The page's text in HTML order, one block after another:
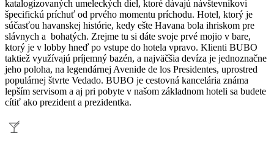
katalogizovaných umeleckých diel, ktoré dávajú návštevníkovi
špecifickú príchuť od prvého momentu príchodu. Hotel, ktorý je
súčasťou havanskej histórie, kedy ešte Havana bola ihriskom pre
slávnych a bohatých. Zrejme tu si dáte svoje prvé mojio v bare,
ktorý je v lobby hneď po vstupe do hotela vpravo. Klienti BUBO
taktiež využívajú príjemný bazén, a najväčšia devíza je jednoznačne
jeho poloha, na legendárnej Avenide de los Presidentes, uprostred
populárnej štvrte Vedado. BUBO je cestovná kancelária známa
lepším servisom a aj pri pobyte v našom základnom hoteli sa budete
cítiť ako prezident a prezidentka.